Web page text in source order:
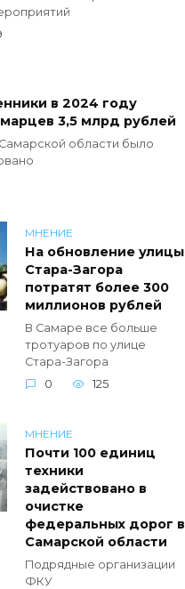
в 2024 году
3,5 млрд рублей
Самарской области было
МНЕНИЕ
На обновление улицы
Стара-Загора
потратят более 300
миллионов рублей
В Самаре все больше
тротуаров по улице
Стара-Загора
0
125
МНЕНИЕ
Почти 100 единиц
техники
задействовано в
очистке
федеральных дорог в
Самарской области
Подрядные организации
ФКУ